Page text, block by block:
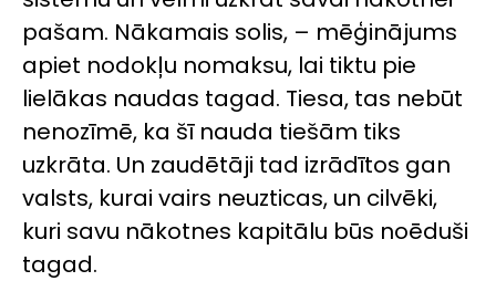
pašam. Nākamais solis, – mēģinājums
apiet nodokļu nomaksu, lai tiktu pie
lielākas naudas tagad. Tiesa, tas nebūt
nenozīmē, ka šī nauda tiešām tiks
uzkrāta. Un zaudētāji tad izrādītos gan
valsts, kurai vairs neuzticas, un cilvēki,
kuri savu nākotnes kapitālu būs noēduši
tagad.